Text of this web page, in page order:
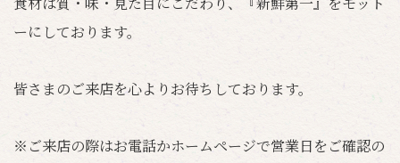
ーにしております。
皆さまのご来店を心よりお待ちしております。
※ご来店の際はお電話かホームページで営業日をご確認の